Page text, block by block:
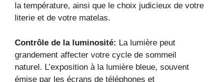
la température, ainsi que le choix judicieux de votre
literie et de votre matelas.
Contrôle de la luminosité: La lumière peut
grandement affecter votre cycle de sommeil
naturel. L’exposition à la lumière bleue, souvent
émise par les écrans de téléphones et